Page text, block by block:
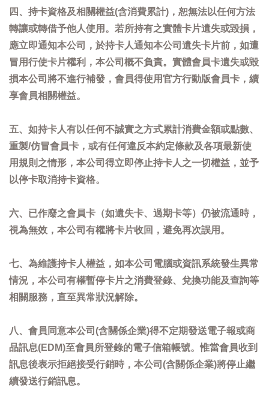
四、持卡資格及相關權益(含消費累計)，恕無法以任何方法
轉讓或轉借予他人使用。若所持有之實體卡片遺失或毀損，
應立即通知本公司，於持卡人通知本公司遺失卡片前，如遭
冒用行使卡片權利，本公司概不負責。實體會員卡遺失或毀
損本公司將不進行補發，會員得使用官方行動版會員卡，續
享會員相關權益。
五、如持卡人有以任何不誠實之方式累計消費金額或點數、
重製/仿冒會員卡，或有任何違反本約定條款及各項最新使
用規則之情形，本公司得立即停止持卡人之一切權益，並予
以停卡取消持卡資格。
六、已作廢之會員卡（如遺失卡、過期卡等）仍被流通時，
視為無效，本公司有權將卡片收回，避免再次誤用。
七、為維護持卡人權益，如本公司電腦或資訊系統發生異常
情況，本公司有權暫停卡片之消費登錄、兌換功能及查詢等
相關服務，直至異常狀況解除。
八、會員同意本公司(含關係企業)得不定期發送電子報或商
品訊息(EDM)至會員所登錄的電子信箱帳號。惟當會員收到
訊息後表示拒絕接受行銷時，本公司(含關係企業)將停止繼
續發送行銷訊息。